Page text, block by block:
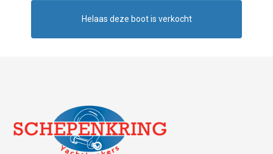
Helaas deze boot is verkocht